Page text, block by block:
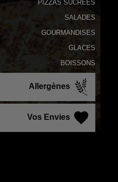
PIZZAS SUCRÉES
SALADES
GOURMANDISES
GLACES
BOISSONS
Allergènes
Vos Envies